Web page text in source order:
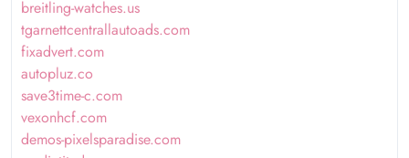
breitling-watches.us
tgarnettcentrallautoads.com
fixadvert.com
autopluz.co
save3time-c.com
vexonhcf.com
demos-pixelsparadise.com